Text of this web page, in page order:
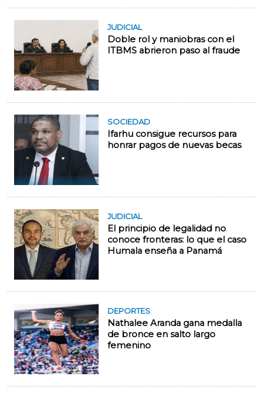
JUDICIAL
Doble rol y maniobras con el
ITBMS abrieron paso al fraude
SOCIEDAD
Ifarhu consigue recursos para
honrar pagos de nuevas becas
JUDICIAL
El principio de legalidad no
conoce fronteras: lo que el caso
Humala enseña a Panamá
DEPORTES
Nathalee Aranda gana medalla
de bronce en salto largo
femenino